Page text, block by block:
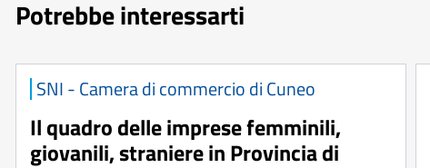
Potrebbe interessarti
SNI - Camera di commercio di Cuneo
Il quadro delle imprese femminili,
giovanili, straniere in Provincia di